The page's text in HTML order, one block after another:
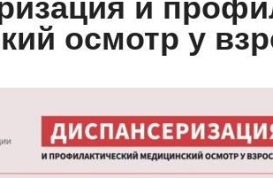
и
осмотр у